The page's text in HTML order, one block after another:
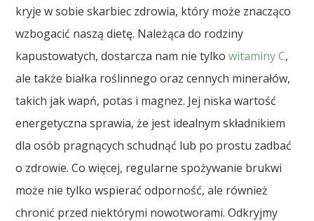
kryje w sobie skarbiec zdrowia, który może znacząco
wzbogacić naszą dietę. Należąca do rodziny
kapustowatych, dostarcza nam nie tylkowitaminy C,
ale także białka roślinnego oraz cennych minerałów,
takich jak wapń, potas i magnez. Jej niska wartość
energetyczna sprawia, że jest idealnym składnikiem
dla osób pragnących schudnąć lub po prostu zadbać
o zdrowie. Co więcej, regularne spożywanie brukwi
może nie tylko wspierać odporność, ale również
chronić przed niektórymi nowotworami. Odkryjmy